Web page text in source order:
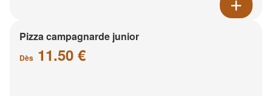
Pizza campagnarde junior
Dès 11.50 €